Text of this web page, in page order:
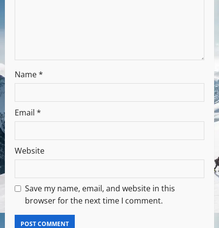
Name*
Email *
Website
Save my name, email, and website in this
browser for the next time I comment.